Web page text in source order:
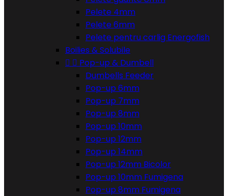
Pelete 4mm
Pelete 6mm
Pelete pentru carlig Energofish
Boilies & Solubile
  Pop-up & Dumbell
Dumbells Feeder
Pop-up 6mm
Pop-up 7mm
Pop-up 8mm
Pop-up 10mm
Pop-up 12mm
Pop-up 14mm
Pop-up 12mm Bicolor
Pop-up 10mm Fumigena
Pop-up 8mm Fumigena